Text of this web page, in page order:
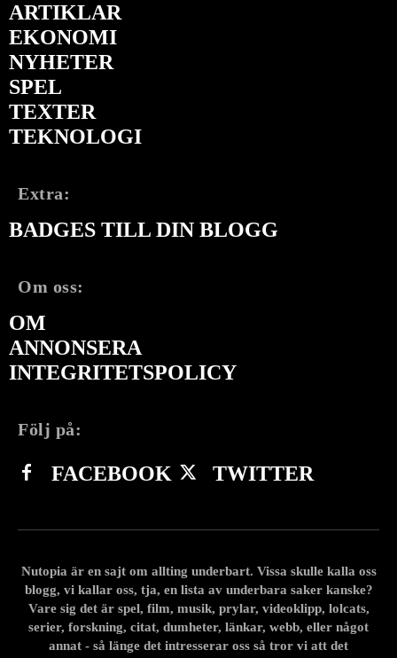
ARTIKLAR
EKONOMI
NYHETER
SPEL
TEXTER
TEKNOLOGI
Extra:
BADGES TILL DIN BLOGG
Om oss:
OM
ANNONSERA
INTEGRITETSPOLICY
Följ på:
FACEBOOK TWITTER
Nutopia är en sajt om allting underbart. Vissa skulle kalla oss
blogg, vi kallar oss, tja, en lista av underbara saker kanske?
Vare sig det är spel, film, musik, prylar, videoklipp, lolcats,
serier, forskning, citat, dumheter, länkar, webb, eller något
annat - så länge det intresserar oss så tror vi att det